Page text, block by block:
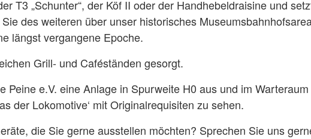
T3 „Schunter“, der Köf II oder der Handhebeldraisine und
des weiteren über unser historisches
längst vergangene Epoche.
Grill- und Caféständen gesorgt.
Peine e.V. eine Anlage in Spurweite H0 aus und im
der Lokomotive‘ mit Originalrequisiten zu sehen.
die Sie gerne ausstellen möchten? Sprechen Sie uns